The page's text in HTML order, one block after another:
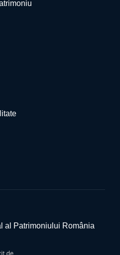
al Patrimoniului România